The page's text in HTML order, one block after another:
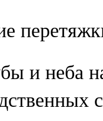
и неба